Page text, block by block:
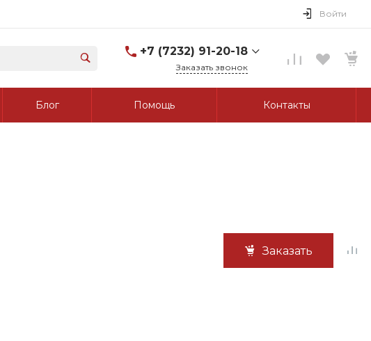
Войти
+7 (7232) 91-20-18
г. Усть-Каменогорск, ул.
Заказать звонок
Блог Помощь Контакты
Заказать